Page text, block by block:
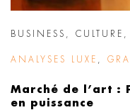
BUSINESS CULTURE
ANALYSES LUXE
Marché de l’art :
en puissance